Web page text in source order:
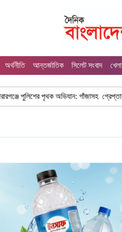
অর্থনীতি আন্তর্জাতিক সিলেট সংবাদ
অভিযান: গাঁজাসহ গ্রেপ্তার ৪